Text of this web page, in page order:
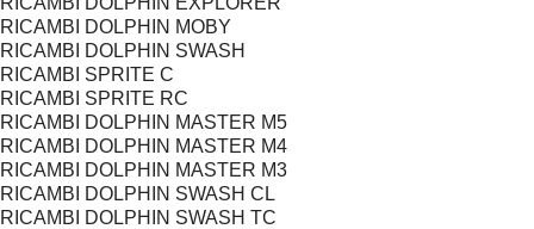
RICAMBI DOLPHIN MOBY
RICAMBI DOLPHIN SWASH
RICAMBI SPRITE C
RICAMBI SPRITE RC
RICAMBI DOLPHIN MASTER M5
RICAMBI DOLPHIN MASTER M4
RICAMBI DOLPHIN MASTER M3
RICAMBI DOLPHIN SWASH CL
RICAMBI DOLPHIN SWASH TC